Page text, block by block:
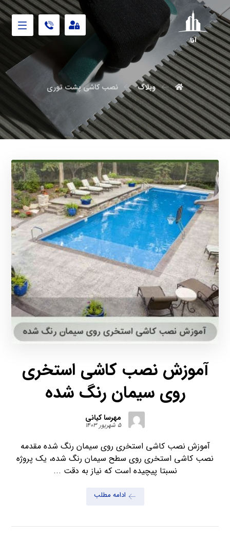
آنابن
وبلاگ نصب کاشی پشت توری
آموزش نصب کاشی استخری
روی سیمان رنگ شده
مهرسا کیانی
۵ شهریور ۱۴۰۳
آموزش نصب کاشی استخری روی سیمان رنگ شده مقدمه
نصب کاشی استخری روی سطح سیمان رنگ شده، یک پروژه
نسبتا پیچیده است که نیاز به دقت ...
ادامه مطلب